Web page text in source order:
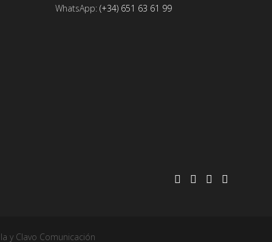
WhatsApp: (+34) 651 63 61 99
y Clavo Comunicación